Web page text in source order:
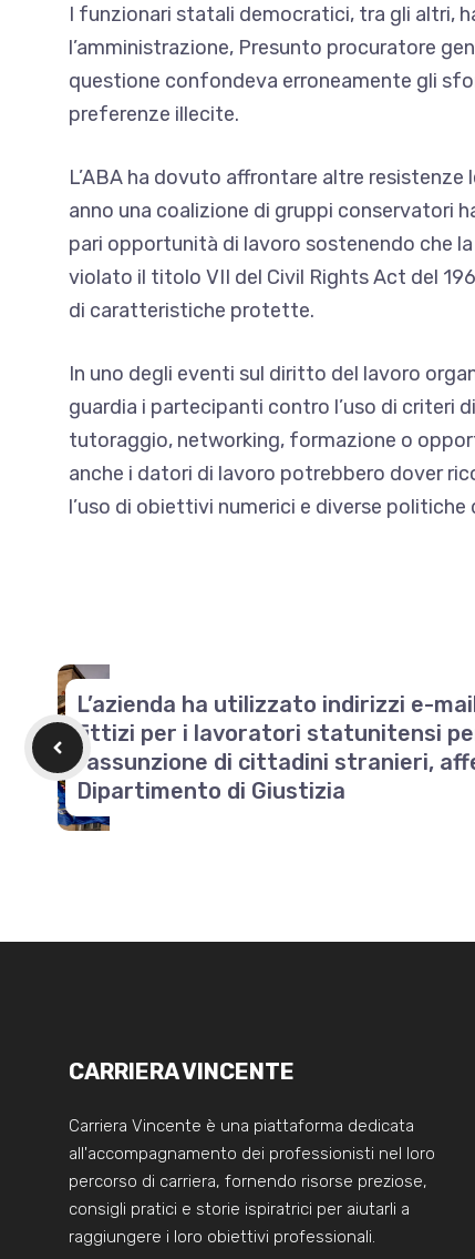
I funzionari statali democratici, tra gli altri,
l’amministrazione, Presunto procuratore
questione confondeva erroneamente gli
preferenze illecite.
L’ABA ha dovuto affrontare altre
anno una coalizione di gruppi conservatori
pari opportunità di lavoro sostenendo che la
violato il titolo VII del Civil Rights Act del
di caratteristiche protette.
In uno degli eventi sul diritto del lavoro
guardia i partecipanti contro l’uso di criteri
tutoraggio, networking, formazione o
anche i datori di lavoro potrebbero dover
l’uso di obiettivi numerici e diverse
L’azienda ha utilizzato indirizzi e-
fittizi per i lavoratori statunitensi
l’assunzione di cittadini stranieri,
Dipartimento di Giustizia
CARRIERA VINCENTE
Carriera Vincente è una piattaforma dedicata
all'accompagnamento dei professionisti nel loro
percorso di carriera, fornendo risorse preziose,
consigli pratici e storie ispiratrici per aiutarli a
raggiungere i loro obiettivi professionali.